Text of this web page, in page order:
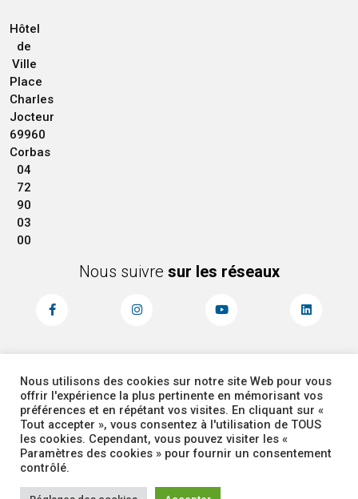
Hôtel
de
Ville
Place
Charles
Jocteur
69960
Corbas
04
72
90
03
00
Nous suivre sur les réseaux
MENTIONS LÉGALES
PLAN DU SITE
ACCESSIBILITÉ
ADMINISTRATEUR
COOKIES
Nous utilisons des cookies sur notre site Web pour vous
offrir l'expérience la plus pertinente en mémorisant vos
préférences et en répétant vos visites. En cliquant sur «
Tout accepter », vous consentez à l'utilisation de TOUS
les cookies. Cependant, vous pouvez visiter les «
Paramètres des cookies » pour fournir un consentement
contrôlé.